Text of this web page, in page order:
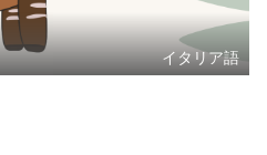
イタリア語